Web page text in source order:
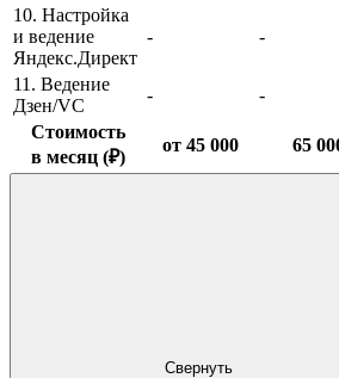
10. Настройка
и ведение
Яндекс.Директ
- -
11. Ведение
Дзен/VC
- -
Стоимость
в месяц (₽)
от 45 000 65
Свернуть